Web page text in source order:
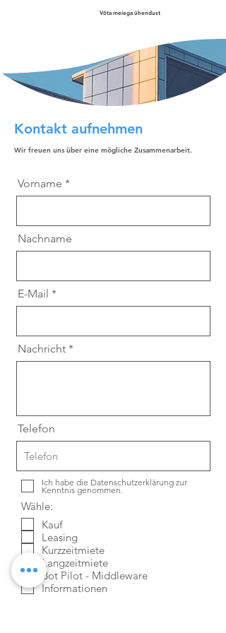
Võta meiega ühendust
Kontakt aufnehmen
Wir freuen uns über eine mögliche Zusammenarbeit.
Vorname
Nachname
E-Mail
Nachricht
Telefon
Ich habe die Datenschutzerklärung zur
Kenntnis genommen.
Wähle:
Kauf
Leasing
Kurzzeitmiete
Langzeitmiete
Bot Pilot - Middleware
Informationen